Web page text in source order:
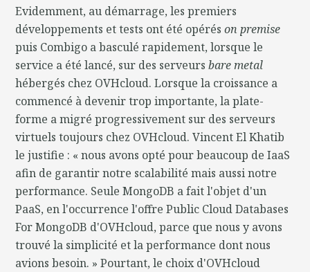
Evidemment, au démarrage, les premiers
développements et tests ont été opéréson premise
puis Combigo a basculé rapidement, lorsque le
service a été lancé, sur des serveursbare metal
hébergés chez OVHcloud. Lorsque la croissance a
commencé à devenir trop importante, la plate-
forme a migré progressivement sur des serveurs
virtuels toujours chez OVHcloud. Vincent El Khatib
le justifie : « nous avons opté pour beaucoup de IaaS
afin de garantir notre scalabilité mais aussi notre
performance. Seule MongoDB a fait l'objet d'un
PaaS, en l'occurrence l'offre Public Cloud Databases
For MongoDB d'OVHcloud, parce que nous y avons
trouvé la simplicité et la performance dont nous
avions besoin. » Pourtant, le choix d'OVHcloud